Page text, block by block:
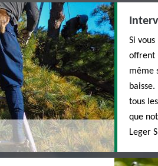
Si
offrent
même
tous
que
Leger